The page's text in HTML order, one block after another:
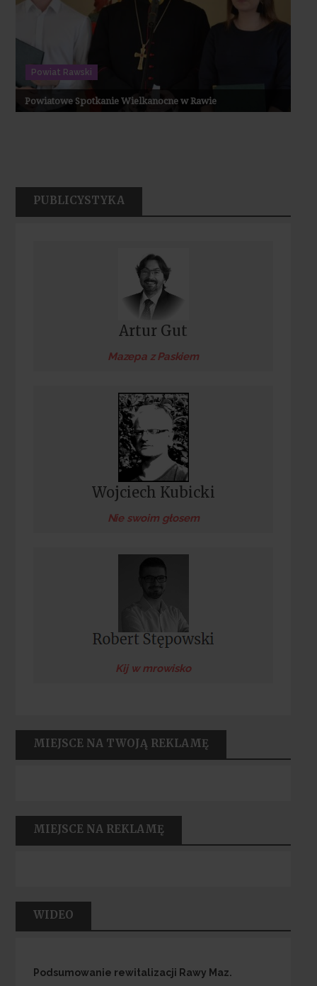
Powiat Rawski
Powiatowe Spotkanie Wielkanocne w Rawie
PUBLICYSTYKA
Artur Gut
Mazepa z Paskiem
Wojciech Kubicki
Nie swoim głosem
Kij w mrowisko
MIEJSCE NA TWOJĄ REKLAMĘ
MIEJSCE NA REKLAMĘ
WIDEO
Podsumowanie rewitalizacji Rawy Maz.